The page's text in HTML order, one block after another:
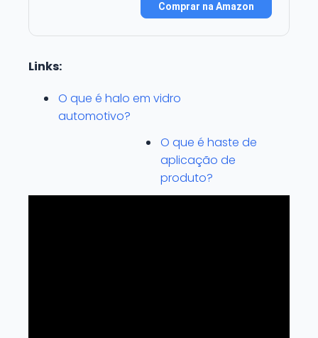
Comprar na Amazon
Links:
O que é halo em vidro
automotivo?
O que é haste de
aplicação de
produto?